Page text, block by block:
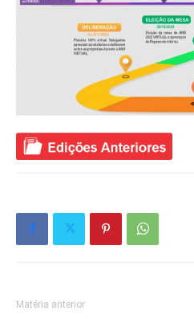
Matéria anterior